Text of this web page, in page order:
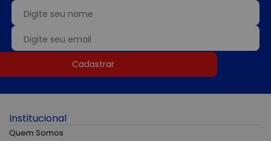
Cadastrar
Institucional
Quem Somos